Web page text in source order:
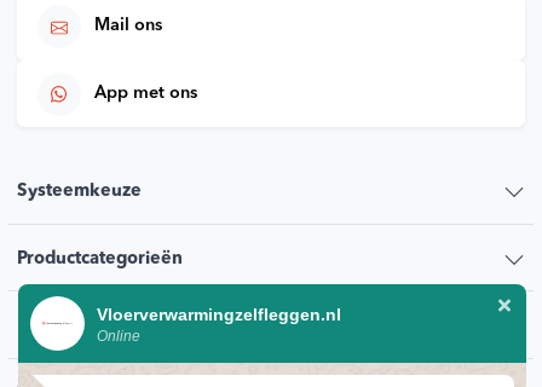
Mail ons
App met ons
Systeemkeuze
Productcategorieën
Klantenservice
Vloerverwarmingzelfleggen.nl
Online